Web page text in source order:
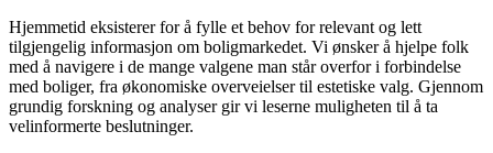
Hjemmetid eksisterer for å fylle et behov for relevant og lett
tilgjengelig informasjon om boligmarkedet. Vi ønsker å hjelpe folk
med å navigere i de mange valgene man står overfor i forbindelse
med boliger, fra økonomiske overveielser til estetiske valg. Gjennom
grundig forskning og analyser gir vi leserne muligheten til å ta
velinformerte beslutninger.